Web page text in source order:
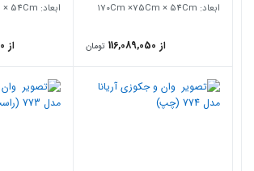
ابعاد: ۱7۰Cm ×75Cm × 54Cm
از 116,089,050 تومان
ابعاد: ۱8۰Cm ×75Cm × 54Cm
از 130,385,850